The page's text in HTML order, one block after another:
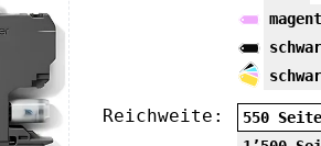
Reichweite: 550